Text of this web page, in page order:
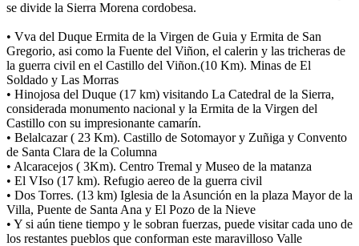
se divide la Sierra Morena cordobesa.
• Vva del Duque Ermita de la Virgen de Guia y Ermita de San
Gregorio, asi como la Fuente del Viñon, el calerin y las tricheras de
la guerra civil en el Castillo del Viñon.(10 Km). Minas de El
Soldado y Las Morras
• Hinojosa del Duque (17 km) visitando La Catedral de la Sierra,
considerada monumento nacional y la Ermita de la Virgen del
Castillo con su impresionante camarín.
• Belalcazar ( 23 Km). Castillo de Sotomayor y Zuñiga y Convento
de Santa Clara de la Columna
• Alcaracejos ( 3Km). Centro Tremal y Museo de la matanza
• El VIso (17 km). Refugio aereo de la guerra civil
• Dos Torres. (13 km) Iglesia de la Asunción en la plaza Mayor de la
Villa, Puente de Santa Ana y El Pozo de la Nieve
• Y si aún tiene tiempo y le sobran fuerzas, puede visitar cada uno de
los restantes pueblos que conforman este maravilloso Valle